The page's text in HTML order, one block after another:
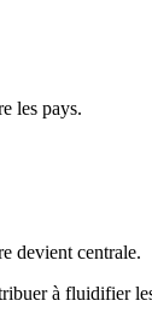
les pays.
devient centrale.
à fluidifier